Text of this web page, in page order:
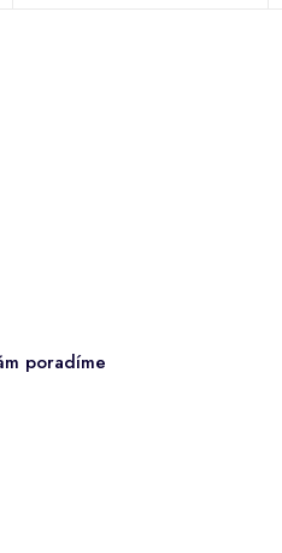
poradíme